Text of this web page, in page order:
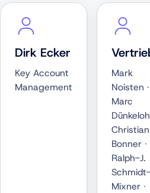
Dirk Ecker
Key Account
Management
Mark
Noisten ·
Marc
Dünkeloh
Christian
Bonner ·
Ralph-J.
Mixner ·